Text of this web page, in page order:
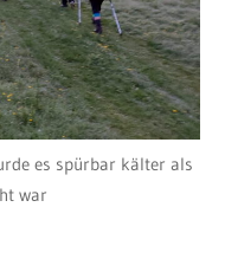
es spürbar kälter als
war